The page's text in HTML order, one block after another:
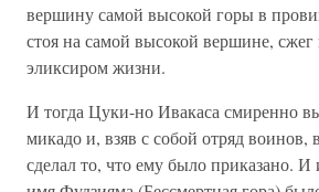
вершину самой высокой горы в
стоя на самой высокой вершине, сжег
эликсиром жизни.
И тогда Цуки-но Ивакаса смиренно
микадо и, взяв с собой отряд воинов,
сделал то, что ему было приказано. И